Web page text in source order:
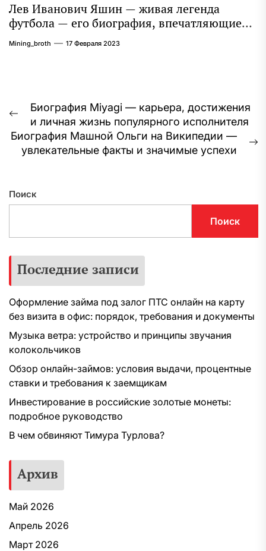
Лев Иванович Яшин — живая легенда
футбола — его биография, впечатляющие
достижения и интересная личная жизнь
Mining_broth 17 Февраля 2023
Навигация
по
записям
Предыдущая
запись:
Биография Miyagi — карьера, достижения
и личная жизнь популярного исполнителя
Биография Машной Ольги на Википедии —
увлекательные факты и значимые успехи
Поиск
Поиск
Последние записи
Оформление займа под залог ПТС онлайн на карту
без визита в офис: порядок, требования и документы
Музыка ветра: устройство и принципы звучания
колокольчиков
Обзор онлайн-займов: условия выдачи, процентные
ставки и требования к заемщикам
Инвестирование в российские золотые монеты:
подробное руководство
В чем обвиняют Тимура Турлова?
Архив
Май 2026
Апрель 2026
Март 2026